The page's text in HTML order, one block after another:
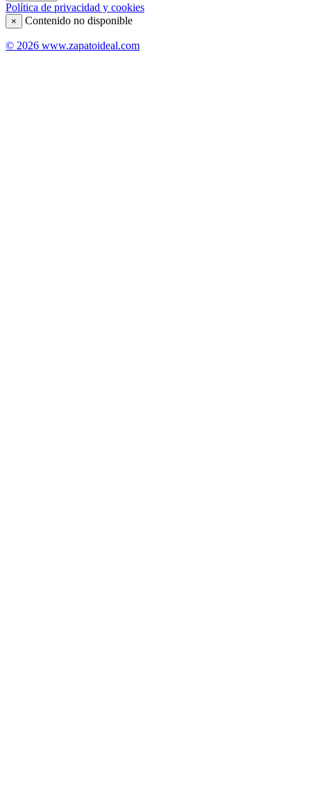
Política de privacidad y cookies
× Contenido no disponible
© 2026 www.zapatoideal.com